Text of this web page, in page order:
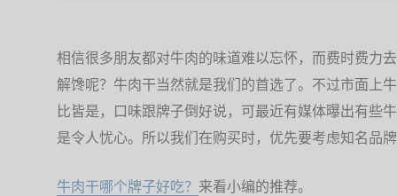
相信很多朋友都对牛肉的味道难以忘怀，而费时费力
解馋呢？牛肉干当然就是我们的首选了。不过市面上
比皆是，口味跟牌子倒好说，可最近有媒体曝出有些
是令人忧心。所以我们在购买时，优先要考虑知名品
牛肉干哪个牌子好吃？ 来看小编的推荐。